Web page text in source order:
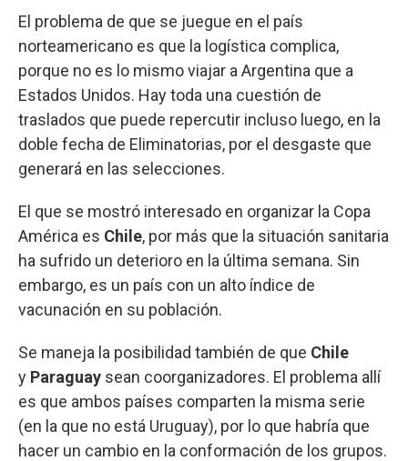
El problema de que se juegue en el país
norteamericano es que la logística complica,
porque no es lo mismo viajar a Argentina que a
Estados Unidos. Hay toda una cuestión de
traslados que puede repercutir incluso luego, en la
doble fecha de Eliminatorias, por el desgaste que
generará en las selecciones.
El que se mostró interesado en organizar la Copa
América es Chile, por más que la situación sanitaria
ha sufrido un deterioro en la última semana. Sin
embargo, es un país con un alto índice de
vacunación en su población.
Se maneja la posibilidad también de que Chile
y Paraguay sean coorganizadores. El problema allí
es que ambos países comparten la misma serie
(en la que no está Uruguay), por lo que habría que
hacer un cambio en la conformación de los grupos.